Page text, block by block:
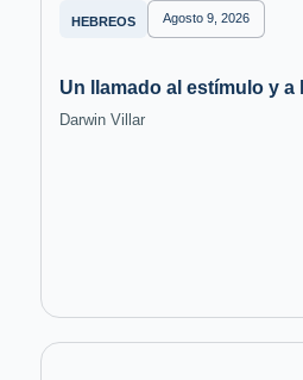
HEBREOS Agosto 9, 2026
Un llamado al estímulo y a
Darwin Villar